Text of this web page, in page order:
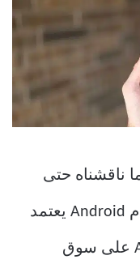
ناقشناه حتى
الآن، لكن هاتفك الذي يعمل بنظام Android يعتمد
على Linux. اليوم، يهيمن Android على سوق